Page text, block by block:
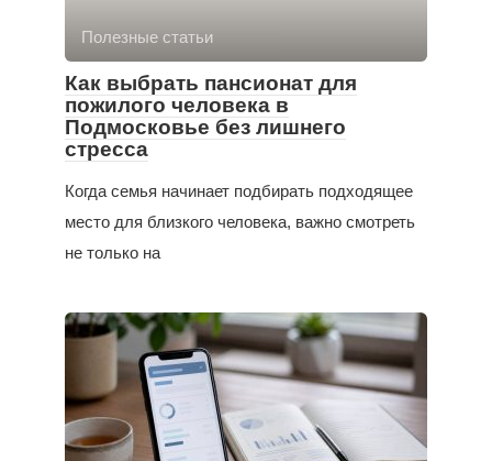
Полезные статьи
Как выбрать пансионат для
пожилого человека в
Подмосковье без лишнего
стресса
Когда семья начинает подбирать подходящее
место для близкого человека, важно смотреть
не только на